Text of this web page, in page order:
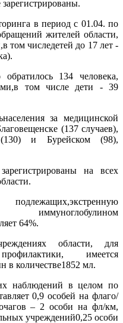
в период с 01.04. по
жителей области,
том числедетей до 17 лет -
134 человека,
том числе дети - 39
за медицинской
(137 случаев),
и Бурейском (98),
на всех
иммуноглобулином
64%.
области, для
имеется
в количестве1852 мл.
наблюдений в целом по
0,9 особей на флаго/
– 2 особи на фл/км,
учреждений0,25 особи